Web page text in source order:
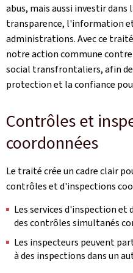
abus, mais aussi investir
transparence, l'information
administrations. Avec ce
notre action commune
social transfrontaliers, afin
protection et la confiance
Contrôles et
coordonnées
Le traité crée un cadre clair
contrôles et d'inspections
Les services d'inspection
des contrôles simultanés
Les inspecteurs peuvent
à des inspections dans un